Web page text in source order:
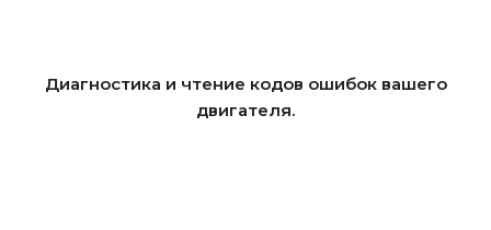
Диагностика и чтение кодов ошибок вашего
двигателя.